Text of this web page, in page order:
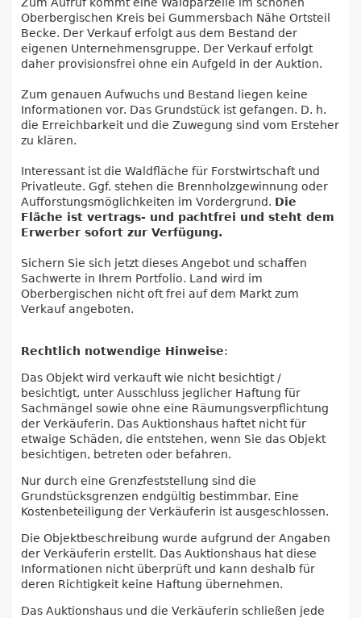
Oberbergischen Kreis bei Gummersbach Nähe Ortsteil
Becke. Der Verkauf erfolgt aus dem Bestand der
eigenen Unternehmensgruppe. Der Verkauf erfolgt
daher provisionsfrei ohne ein Aufgeld in der Auktion.
Zum genauen Aufwuchs und Bestand liegen keine
Informationen vor. Das Grundstück ist gefangen. D. h.
die Erreichbarkeit und die Zuwegung sind vom Ersteher
zu klären.
Interessant ist die Waldfläche für Forstwirtschaft und
Privatleute. Ggf. stehen die Brennholzgewinnung oder
Aufforstungsmöglichkeiten im Vordergrund. Die
Fläche ist vertrags- und pachtfrei und steht dem
Erwerber sofort zur Verfügung.
Sichern Sie sich jetzt dieses Angebot und schaffen
Sachwerte in Ihrem Portfolio. Land wird im
Oberbergischen nicht oft frei auf dem Markt zum
Verkauf angeboten.
Rechtlich notwendige Hinweise:
Das Objekt wird verkauft wie nicht besichtigt /
besichtigt, unter Ausschluss jeglicher Haftung für
Sachmängel sowie ohne eine Räumungsverpflichtung
der Verkäuferin. Das Auktionshaus haftet nicht für
etwaige Schäden, die entstehen, wenn Sie das Objekt
besichtigen, betreten oder befahren.
Nur durch eine Grenzfeststellung sind die
Grundstücksgrenzen endgültig bestimmbar. Eine
Kostenbeteiligung der Verkäuferin ist ausgeschlossen.
Die Objektbeschreibung wurde aufgrund der Angaben
der Verkäuferin erstellt. Das Auktionshaus hat diese
Informationen nicht überprüft und kann deshalb für
deren Richtigkeit keine Haftung übernehmen.
Das Auktionshaus und die Verkäuferin schließen jede